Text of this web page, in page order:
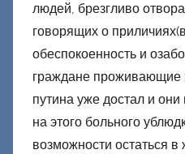
людей, брезгливо
говорящих о
обеспокоенность и
граждане проживающие
путина уже достал и
на этого больного
возможности остаться в